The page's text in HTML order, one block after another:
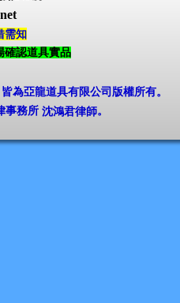
需知
確認道具實品
為亞龍道具有限公司版權所有。
事務所 沈鴻君律師。